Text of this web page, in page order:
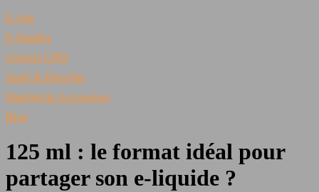
E-cigs
E-liquides
Univers CBD
Santé & Bien-être
Matériel & Accessoires
Blog
125 ml : le format idéal pour
partager son e-liquide ?